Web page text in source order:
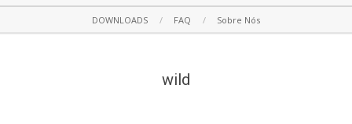
Navigation
DOWNLOADS FAQ Sobre Nós
wild